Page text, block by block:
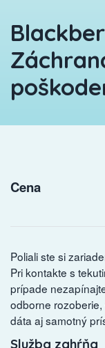
Cena
Poliali ste si
Pri kontakte s
prípade
odborne
dáta aj samotný
Služba zahŕňa